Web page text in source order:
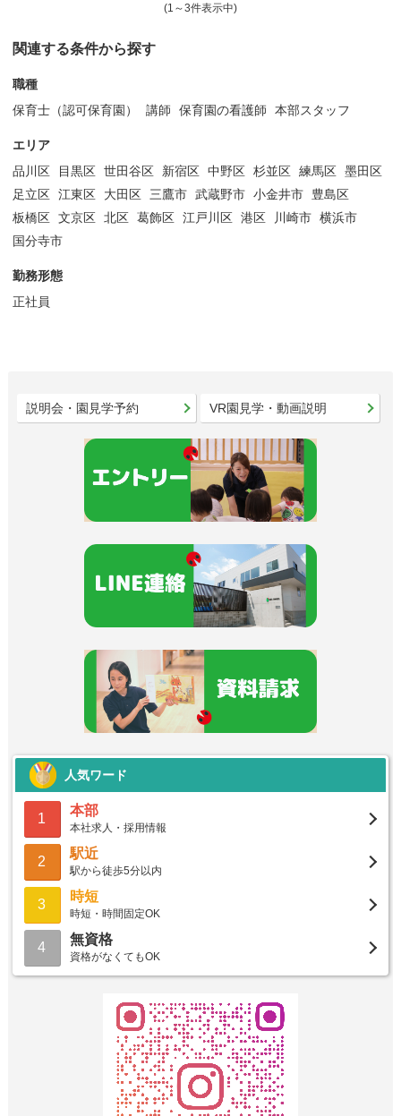
(1～3件表示中)
関連する条件から探す
職種
保育士（認可保育園）
講師 保育園の看護師 本部スタッフ
エリア
品川区
目黒区 世田谷区 新宿区 中野区 杉並区 練馬区 墨田区
足立区 江東区 大田区 三鷹市 武蔵野市 小金井市
豊島区
板橋区 文京区 北区 葛飾区 江戸川区 港区 川崎市 横浜市
国分寺市
勤務形態
正社員
説明会・園見学予約 VR園見学・動画説明
人気ワード
1
本部
本社求人・採用情報
2
駅近
駅から徒歩5分以内
3
時短
時短・時間固定OK
4
無資格
資格がなくてもOK